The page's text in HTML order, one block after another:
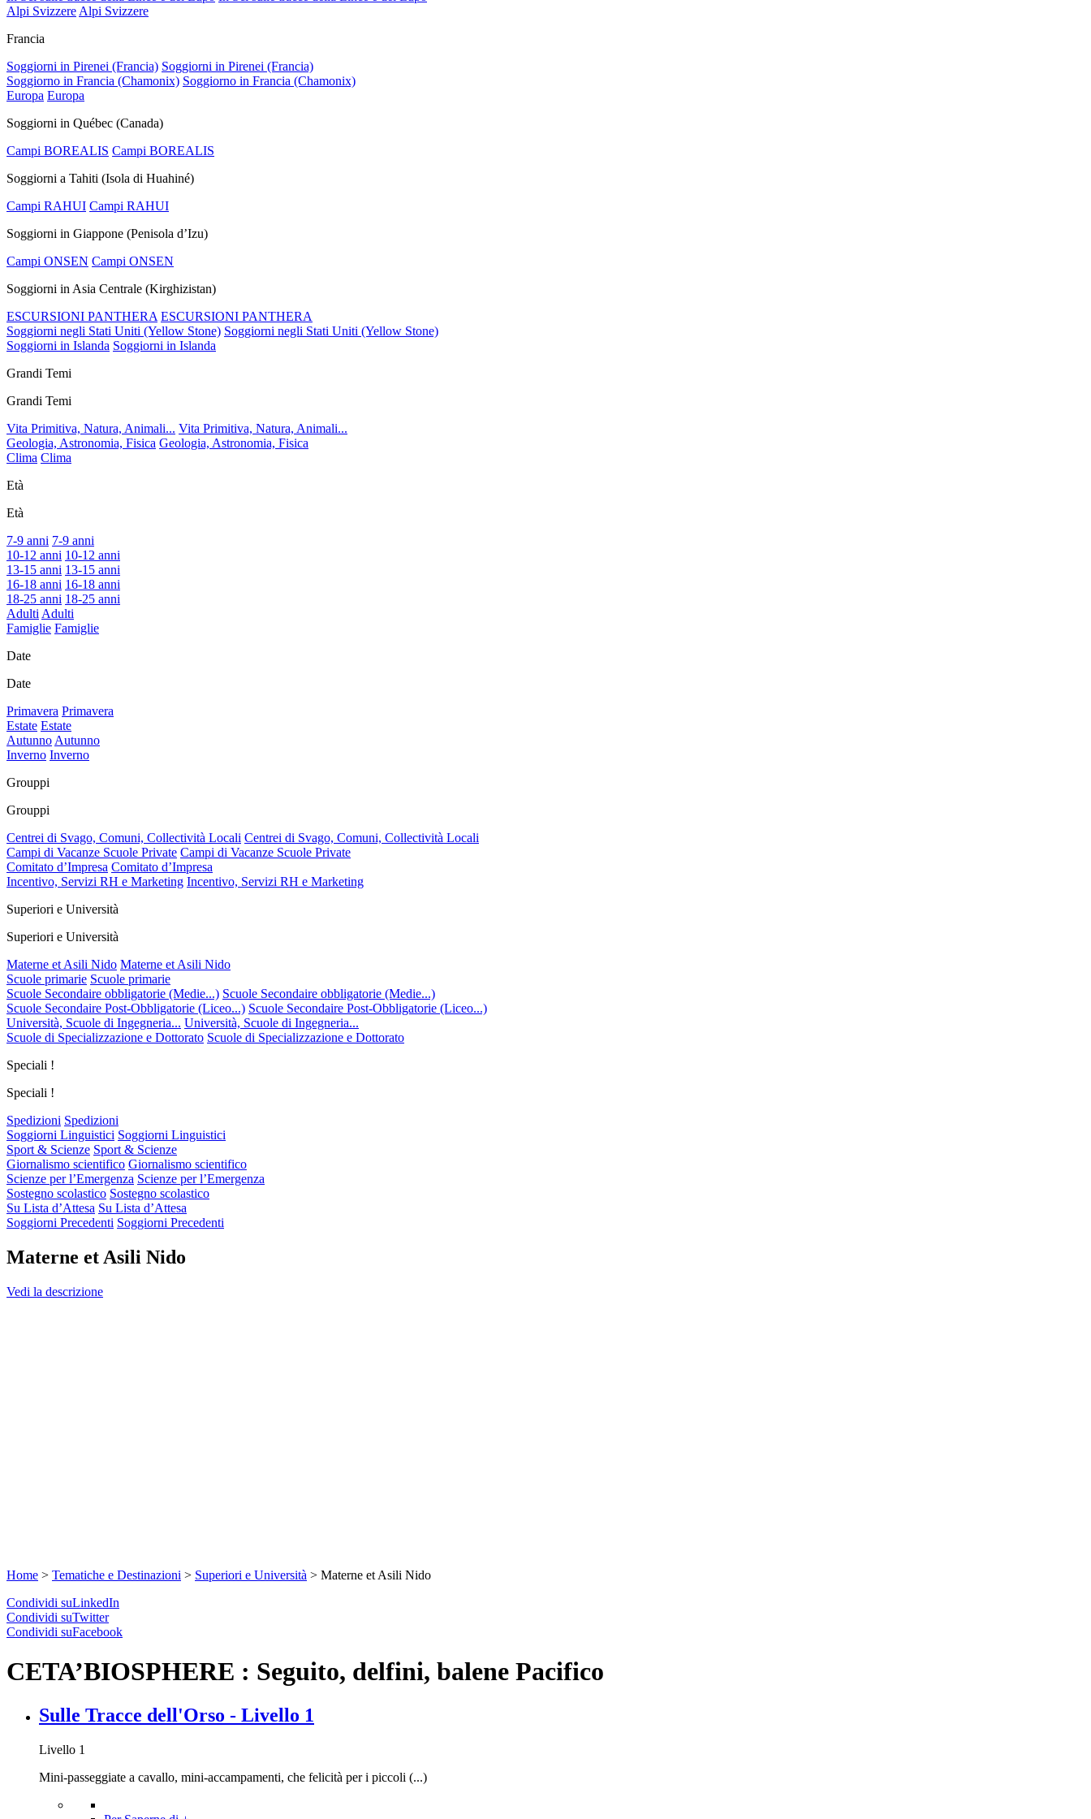
Alpi Svizzere Alpi Svizzere
Francia
Soggiorni in Pirenei (Francia) Soggiorni in Pirenei (Francia)
Soggiorno in Francia (Chamonix) Soggiorno in Francia (Chamonix)
Europa Europa
Soggiorni in Québec (Canada)
Campi BOREALIS Campi BOREALIS
Soggiorni a Tahiti (Isola di Huahiné)
Campi RAHUI Campi RAHUI
Soggiorni in Giappone (Penisola d’Izu)
Campi ONSEN Campi ONSEN
Soggiorni in Asia Centrale (Kirghizistan)
ESCURSIONI PANTHERA ESCURSIONI PANTHERA
Soggiorni negli Stati Uniti (Yellow Stone) Soggiorni negli Stati Uniti (Yellow Stone)
Soggiorni in Islanda Soggiorni in Islanda
Grandi Temi
Grandi Temi
Vita Primitiva, Natura, Animali... Vita Primitiva, Natura, Animali...
Geologia, Astronomia, Fisica Geologia, Astronomia, Fisica
Clima Clima
Età
Età
7-9 anni 7-9 anni
10-12 anni 10-12 anni
13-15 anni 13-15 anni
16-18 anni 16-18 anni
18-25 anni 18-25 anni
Adulti Adulti
Famiglie Famiglie
Date
Date
Primavera Primavera
Estate Estate
Autunno Autunno
Inverno Inverno
Grouppi
Grouppi
Centrei di Svago, Comuni, Collectività Locali Centrei di Svago, Comuni, Collectività Locali
Campi di Vacanze Scuole Private Campi di Vacanze Scuole Private
Comitato d’Impresa Comitato d’Impresa
Incentivo, Servizi RH e Marketing Incentivo, Servizi RH e Marketing
Superiori e Università
Superiori e Università
Materne et Asili Nido Materne et Asili Nido
Scuole primarie Scuole primarie
Scuole Secondaire obbligatorie (Medie...) Scuole Secondaire obbligatorie (Medie...)
Scuole Secondaire Post-Obbligatorie (Liceo...) Scuole Secondaire Post-Obbligatorie (Liceo...)
Università, Scuole di Ingegneria... Università, Scuole di Ingegneria...
Scuole di Specializzazione e Dottorato Scuole di Specializzazione e Dottorato
Speciali !
Speciali !
Spedizioni Spedizioni
Soggiorni Linguistici Soggiorni Linguistici
Sport & Scienze Sport & Scienze
Giornalismo scientifico Giornalismo scientifico
Scienze per l’Emergenza Scienze per l’Emergenza
Sostegno scolastico Sostegno scolastico
Su Lista d’Attesa Su Lista d’Attesa
Soggiorni Precedenti Soggiorni Precedenti
Materne et Asili Nido
Vedi la descrizione
Home > Tematiche e Destinazioni > Superiori e Università > Materne et Asili Nido
Condividi suLinkedIn
Condividi suTwitter
Condividi suFacebook
CETA’BIOSPHERE : Seguito, delfini, balene Pacifico
Sulle Tracce dell'Orso - Livello 1
Livello 1
Mini-passeggiate a cavallo, mini-accampamenti, che felicità per i piccoli (...)